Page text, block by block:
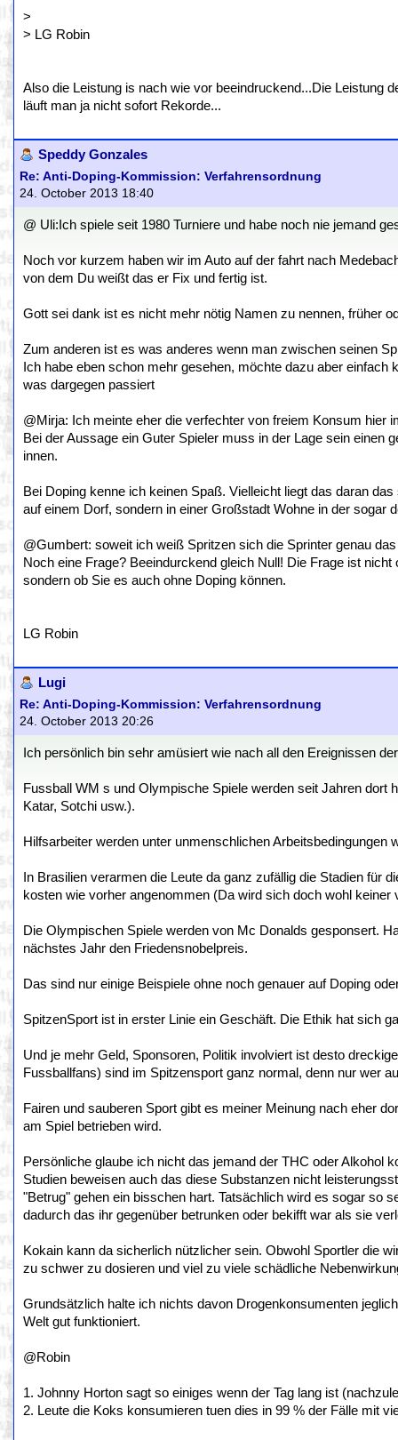
>
> LG Robin
Also die Leistung is nach wie vor beeindruckend...Die Leistung
läuft man ja nicht sofort Rekorde...
Speddy Gonzales
Re: Anti-Doping-Kommission: Verfahrensordnung
24. October 2013 18:40
@ Uli:Ich spiele seit 1980 Turniere und habe noch nie jemand
Noch vor kurzem haben wir im Auto auf der fahrt nach
von dem Du weißt das er Fix und fertig ist.
Gott sei dank ist es nicht mehr nötig Namen zu nennen, früher
Zum anderen ist es was anderes wenn man zwischen seinen
Ich habe eben schon mehr gesehen, möchte dazu aber
was dargegen passiert
@Mirja: Ich meinte eher die verfechter von freiem Konsum hier
Bei der Aussage ein Guter Spieler muss in der Lage sein einen
innen.
Bei Doping kenne ich keinen Spaß. Vielleicht liegt das daran
auf einem Dorf, sondern in einer Großstadt Wohne in der sogar
@Gumbert: soweit ich weiß Spritzen sich die Sprinter genau
Noch eine Frage? Beeindurckend gleich Null! Die Frage ist
sondern ob Sie es auch ohne Doping können.
LG Robin
Lugi
Re: Anti-Doping-Kommission: Verfahrensordnung
24. October 2013 20:26
Ich persönlich bin sehr amüsiert wie nach all den Ereignissen
Fussball WM s und Olympische Spiele werden seit Jahren dort
Katar, Sotchi usw.).
Hilfsarbeiter werden unter unmenschlichen Arbeitsbedingungen
In Brasilien verarmen die Leute da ganz zufällig die Stadien für
kosten wie vorher angenommen (Da wird sich doch wohl keiner
Die Olympischen Spiele werden von Mc Donalds gesponsert.
nächstes Jahr den Friedensnobelpreis.
Das sind nur einige Beispiele ohne noch genauer auf Doping
SpitzenSport ist in erster Linie ein Geschäft. Die Ethik hat sich
Und je mehr Geld, Sponsoren, Politik involviert ist desto
Fussballfans) sind im Spitzensport ganz normal, denn nur wer
Fairen und sauberen Sport gibt es meiner Meinung nach eher
am Spiel betrieben wird.
Persönliche glaube ich nicht das jemand der THC oder Alkohol
Studien beweisen auch das diese Substanzen nicht
"Betrug" gehen ein bisschen hart. Tatsächlich wird es sogar so
dadurch das ihr gegenüber betrunken oder bekifft war als sie
Kokain kann da sicherlich nützlicher sein. Obwohl Sportler die
zu schwer zu dosieren und viel zu viele schädliche
Grundsätzlich halte ich nichts davon Drogenkonsumenten
Welt gut funktioniert.
@Robin
1. Johnny Horton sagt so einiges wenn der Tag lang ist
2. Leute die Koks konsumieren tuen dies in 99 % der Fälle mit